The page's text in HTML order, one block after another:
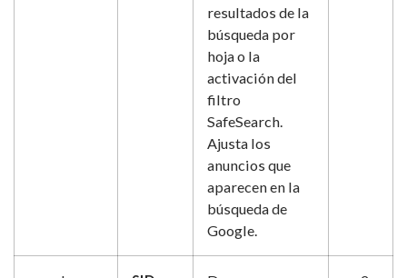
resultados de la
búsqueda por
hoja o la
activación del
filtro
SafeSearch.
Ajusta los
anuncios que
aparecen en la
búsqueda de
Google.